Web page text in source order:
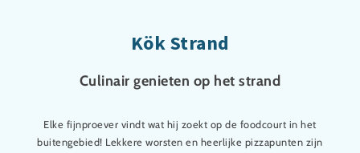
Kök Strand
Culinair genieten op het strand
Elke fijnproever vindt wat hij zoekt op de foodcourt in het
buitengebied! Lekkere worsten en heerlijke pizzapunten zijn